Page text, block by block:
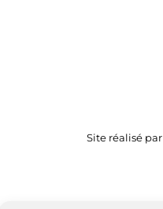
Site réalisé par